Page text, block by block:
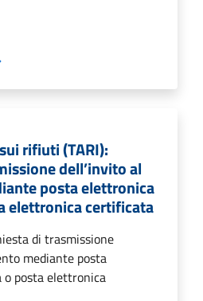
rifiuti (TARI):
dell’invito al
posta elettronica
elettronica certificata
di trasmissione
mediante posta
posta elettronica